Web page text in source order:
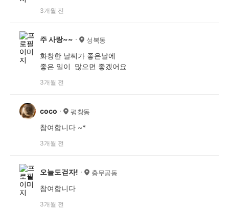
3개월 전
주 사랑~~ 성복동
화창한 날씨가 좋은날에
좋은 일이 많으면 좋겠어요
3개월 전
coco 평창동
참여합니다 ~*
3개월 전
오늘도걷자! 충무공동
참여합니다
3개월 전